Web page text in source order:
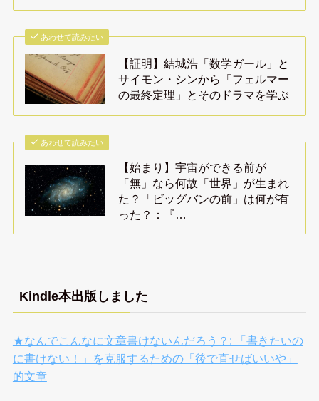
あわせて読みたい
【証明】結城浩「数学ガール」と
サイモン・シンから「フェルマー
の最終定理」とそのドラマを学ぶ
あわせて読みたい
【始まり】宇宙ができる前が
「無」なら何故「世界」が生まれ
た？「ビッグバンの前」は何が有
った？：『…
Kindle本出版しました
★なんでこんなに文章書けないんだろう？: 「書きたいの
に書けない！」を克服するための「後で直せばいいや」
的文章